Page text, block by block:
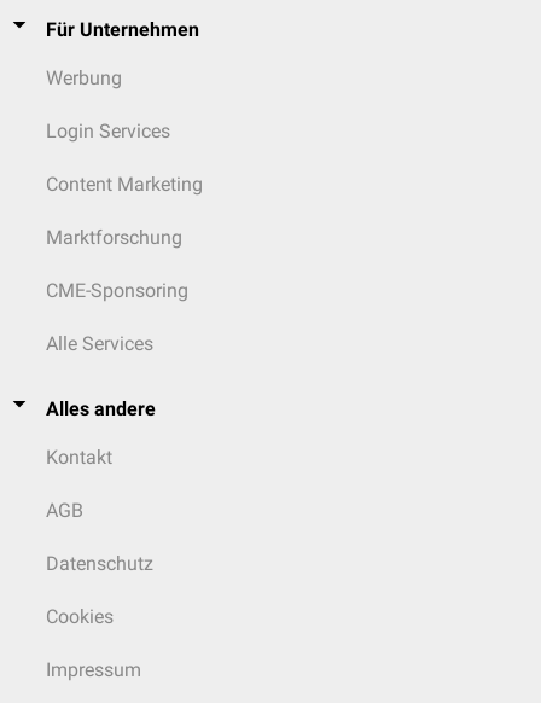
Für Unternehmen
Werbung
Login Services
Content Marketing
Marktforschung
CME-Sponsoring
Alle Services
Alles andere
Kontakt
AGB
Datenschutz
Cookies
Impressum